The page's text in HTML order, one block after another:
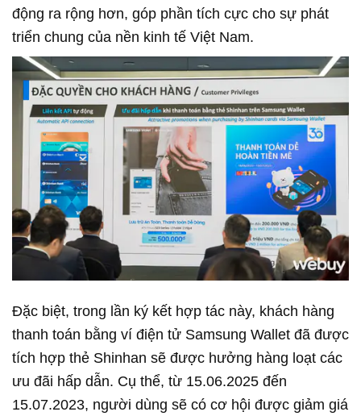
động ra rộng hơn, góp phần tích cực cho sự phát
triển chung của nền kinh tế Việt Nam.
Đặc biệt, trong lần ký kết hợp tác này, khách hàng
thanh toán bằng ví điện tử Samsung Wallet đã được
tích hợp thẻ Shinhan sẽ được hưởng hàng loạt các
ưu đãi hấp dẫn. Cụ thể, từ 15.06.2025 đến
15.07.2023, người dùng sẽ có cơ hội được giảm giá